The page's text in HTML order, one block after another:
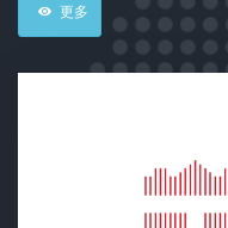
更多